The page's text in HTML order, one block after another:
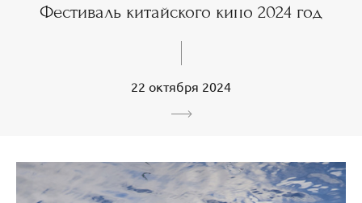
Фестиваль китайского кино 2024 год
22 октября 2024